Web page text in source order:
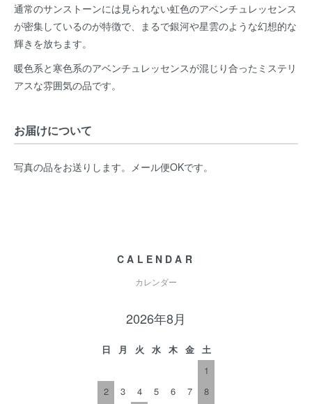
通常のサンストーンには見られない虹色のアベンチュレッセンス
が密集しているのが特徴で、まるで銀河や星雲のような幻想的な
輝きを放ちます。
暖色系と寒色系のアベンチュレッセンスが混じり合ったミステリ
アスな雰囲気の品です。
お届けについて
写真の品をお送りします。メール便OKです。
CALENDAR
カレンダー
2026年8月
日 月 火 水 木 金
土
1
2
3 4 5 6 7
8